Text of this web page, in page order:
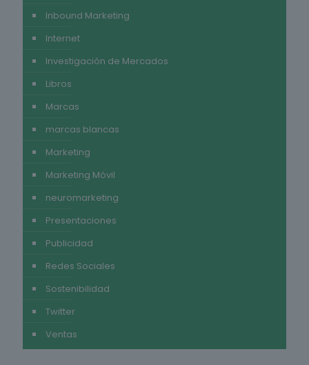
Inbound Marketing
Internet
Investigación de Mercados
Libros
Marcas
marcas blancas
Marketing
Marketing Móvil
neuromarketing
Presentaciones
Publicidad
Redes Sociales
Sostenibilidad
Twitter
Ventas